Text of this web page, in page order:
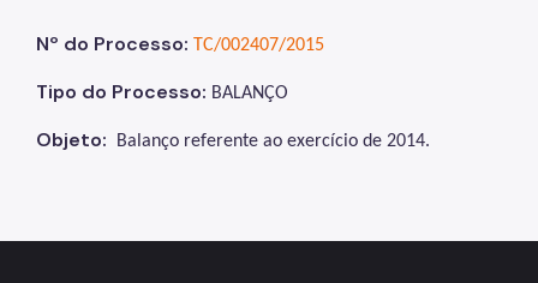
Nº do Processo: TC/002407/2015
Tipo do Processo: BALANÇO
Objeto: Balanço referente ao exercício de 2014.